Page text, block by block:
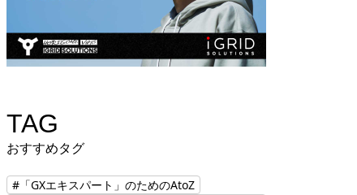
TAG
おすすめタグ
#「GXエキスパート」のためのAtoZ